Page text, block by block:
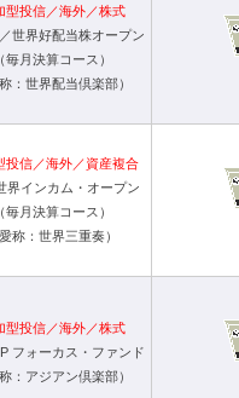
型投信／海外／株式
世界好配当株オープン
（毎月決算コース）
称：世界配当倶楽部）
投信／海外／資産複合
界インカム・オープン
（毎月決算コース）
愛称：世界三重奏）
型投信／海外／株式
フォーカス・ファンド
称：アジアン倶楽部）